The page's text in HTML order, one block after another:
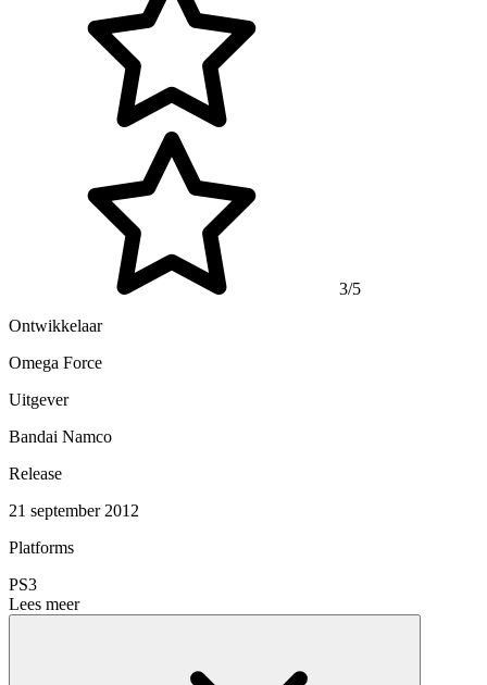
3/5
Ontwikkelaar
Omega Force
Uitgever
Bandai Namco
Release
21 september 2012
Platforms
PS3
Lees meer